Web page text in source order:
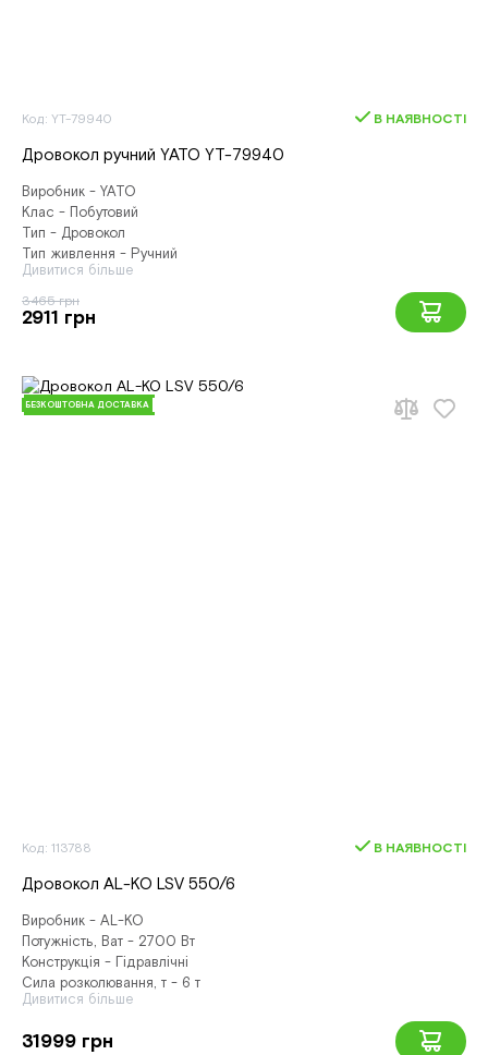
Код: YT-79940 В НАЯВНОСТІ
Дровокол ручний YATO YT-79940
Виробник - YATO
Клас - Побутовий
Тип - Дровокол
Тип живлення - Ручний
Дивитися більше
3465 грн
2911 грн
БЕЗКОШТОВНА ДОСТАВКА
Код: 113788 В НАЯВНОСТІ
Дровокол AL-KO LSV 550/6
Виробник - AL-KO
Потужність, Ват - 2700 Вт
Конструкція - Гідравлічні
Сила розколювання, т - 6 т
Дивитися більше
31999 грн